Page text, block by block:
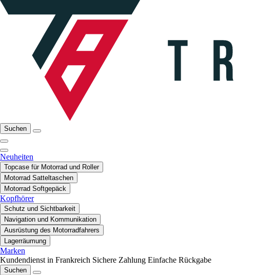
Suchen
Neuheiten
Topcase für Motorrad und Roller
Motorrad Satteltaschen
Motorrad Softgepäck
Kopfhörer
Schutz und Sichtbarkeit
Navigation und Kommunikation
Ausrüstung des Motorradfahrers
Lagerräumung
Marken
Kundendienst in Frankreich Sichere Zahlung Einfache Rückgabe
Suchen